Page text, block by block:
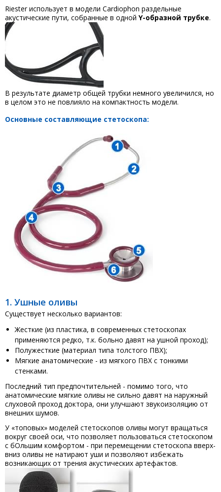
Riester использует в модели Cardiophon раздельные
акустические пути, собранные в одной Y-образной трубке.
В результате диаметр общей трубки немного увеличился, но
в целом это не повлияло на компактность модели.
Основные составляющие стетоскопа:
1. Ушные оливы
Существует несколько вариантов:
Жесткие (из пластика, в современных стетоскопах
применяются редко, т.к. больно давят на ушной проход);
Полужесткие (материал типа толстого ПВХ);
Мягкие анатомические - из мягкого ПВХ с тонкими
стенками.
Последний тип предпочтительней - помимо того, что
анатомические мягкие оливы не сильно давят на наружный
слуховой проход доктора, они улучшают звукоизоляцию от
внешних шумов.
У «топовых» моделей стетоскопов оливы могут вращаться
вокруг своей оси, что позволяет пользоваться стетоскопом
с бОльшим комфортом - при перемещении стетоскопа вверх-
вниз оливы не натирают уши и позволяют избежать
возникающих от трения акустических артефактов.